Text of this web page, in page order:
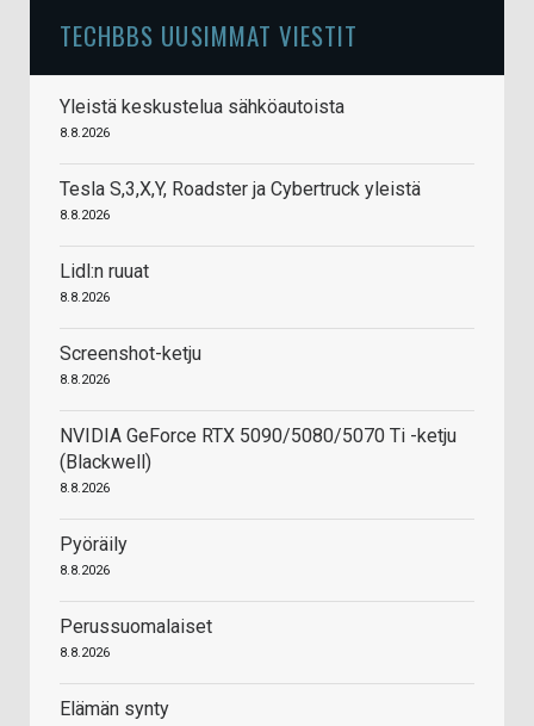
TECHBBS UUSIMMAT VIESTIT
Yleistä keskustelua sähköautoista
8.8.2026
Tesla S,3,X,Y, Roadster ja Cybertruck yleistä
8.8.2026
Lidl:n ruuat
8.8.2026
Screenshot-ketju
8.8.2026
NVIDIA GeForce RTX 5090/5080/5070 Ti -ketju
(Blackwell)
8.8.2026
Pyöräily
8.8.2026
Perussuomalaiset
8.8.2026
Elämän synty